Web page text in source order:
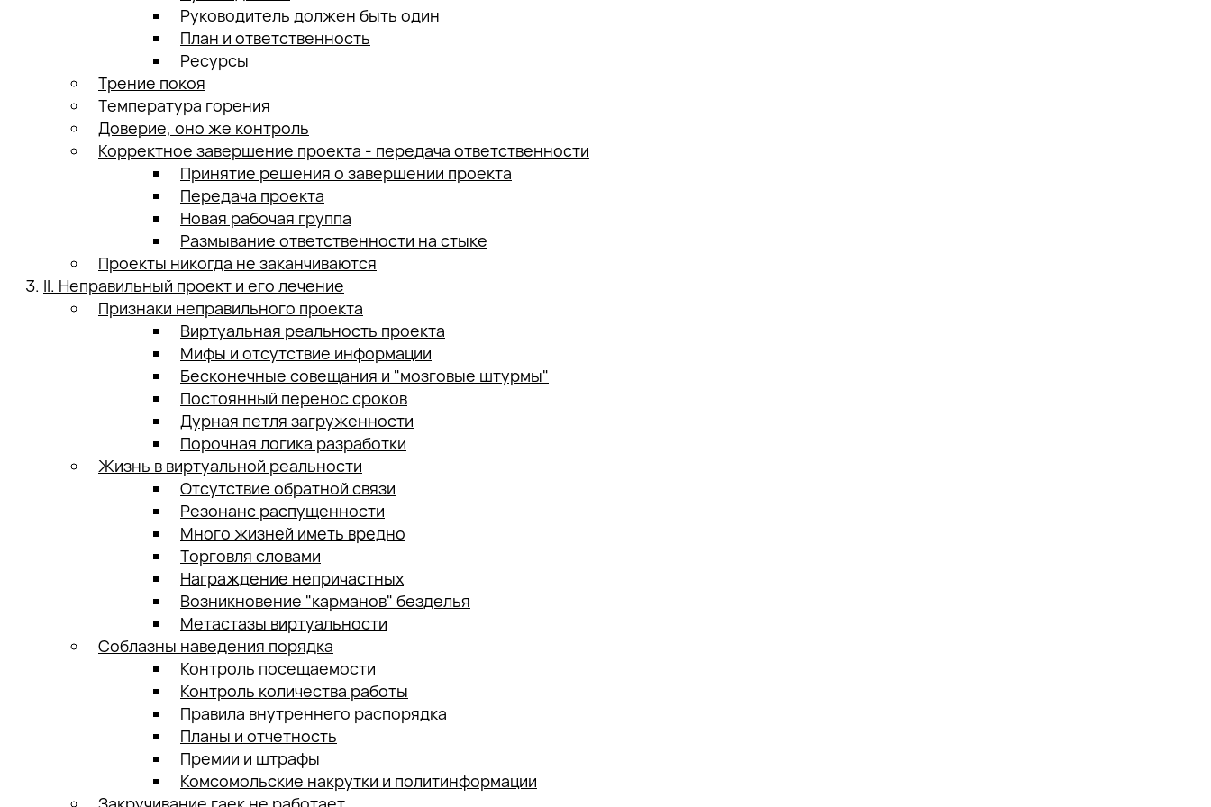
Руководитель должен быть один
План и ответственность
Ресурсы
Трение покоя
Температура горения
Доверие, оно же контроль
Корректное завершение проекта - передача ответственности
Принятие решения о завершении проекта
Передача проекта
Новая рабочая группа
Размывание ответственности на стыке
Проекты никогда не заканчиваются
II. Неправильный проект и его лечение
Признаки неправильного проекта
Виртуальная реальность проекта
Мифы и отсутствие информации
Бесконечные совещания и "мозговые штурмы"
Постоянный перенос сроков
Дурная петля загруженности
Порочная логика разработки
Жизнь в виртуальной реальности
Отсутствие обратной связи
Резонанс распущенности
Много жизней иметь вредно
Торговля словами
Награждение непричастных
Возникновение "карманов" безделья
Метастазы виртуальности
Соблазны наведения порядка
Контроль посещаемости
Контроль количества работы
Правила внутреннего распорядка
Планы и отчетность
Премии и штрафы
Комсомольские накрутки и политинформации